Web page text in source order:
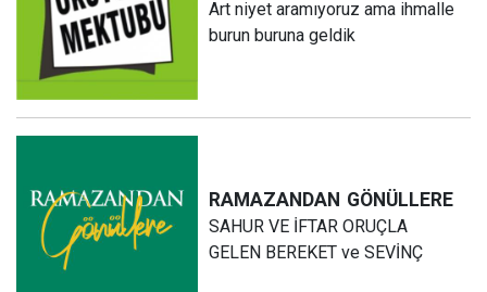
Art niyet aramıyoruz ama ihmalle
burun buruna geldik
RAMAZANDAN GÖNÜLLERE
SAHUR VE İFTAR ORUÇLA
GELEN BEREKET ve SEVİNÇ